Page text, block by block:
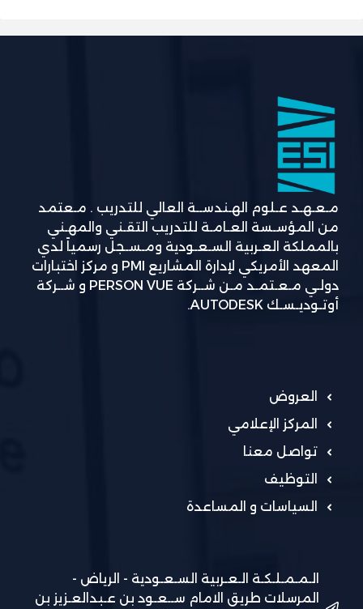
مـعـهـد عـلوم الهـندســة العالي للتدريب . مـعتمد
من المؤسـسة العـامـة للتدريب التقـني والمهـني
بالمملكة العـربية السـعـودية ومـسـجل رسمياً لدي
المعهد الأمريكي لإدارة المشاريع PMI و مركز اختبارات
دولـي مـعـتمـد مـن شــركة PERSON VUE و شــركة
أوتـوديـسـك AUTODESK.
العروض
المركز الإعلامي
تواصل معنا
التوظيف
السياسات و المساعدة
الـمـمـلـكـة الـعـربية السـعـودية - الرياض -
المرسلات طريق الامام ســعـود بن عـبدالعـزيز بن